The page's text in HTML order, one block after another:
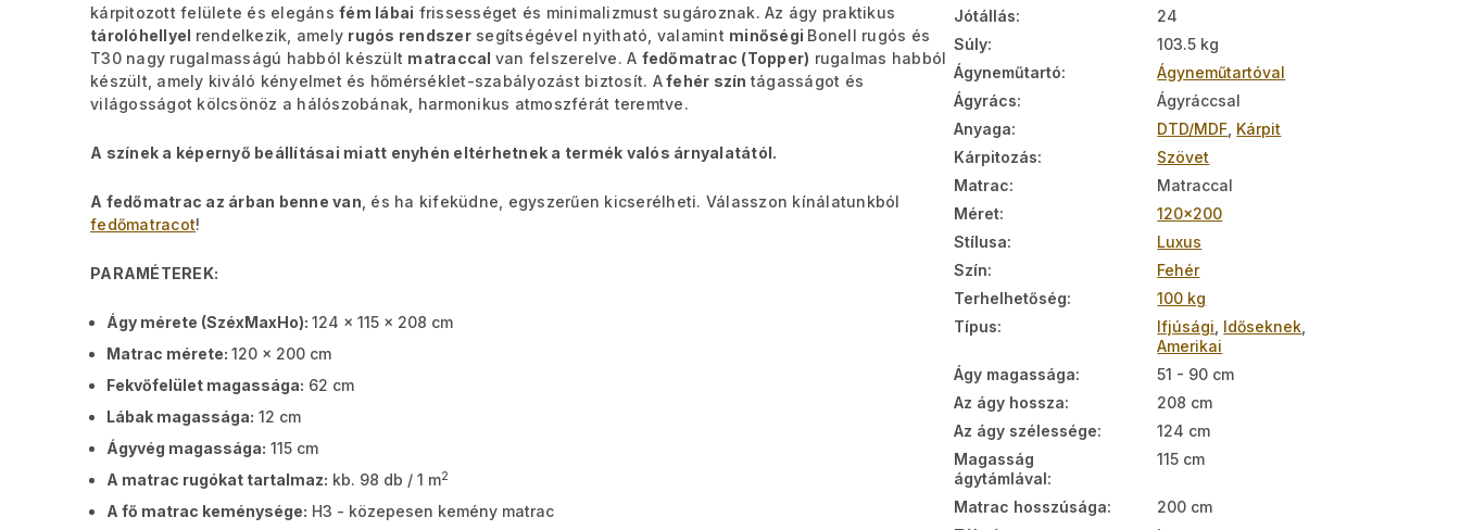
kárpitozott felülete és elegáns fém lábai frissességet és minimalizmust sugároznak. Az ágy praktikus
tárolóhellyel rendelkezik, amely rugós rendszersegítségével nyitható, valamint minőségi Bonell rugós és
T30 nagy rugalmasságú habból készült matraccal van felszerelve. A fedőmatrac (Topper) rugalmas habból
készült, amely kiváló kényelmet és hőmérséklet-szabályozást biztosít. Afehér szín tágasságot és
világosságot kölcsönöz a hálószobának, harmonikus atmoszférát teremtve.
A színek a képernyő beállításai miatt enyhén eltérhetnek a termék valós árnyalatától.
A fedőmatrac az árban benne van , és ha kifeküdne, egyszerűen kicserélheti. Válasszon kínálatunkból
fedőmatracot!
PARAMÉTEREK:
Ágy mérete (SzéxMaxHo): 124 x 115 x 208 cm
Matrac mérete: 120 x 200 cm
Fekvőfelület magassága: 62 cm
Lábak magassága: 12 cm
Ágyvég magassága: 115 cm
A matrac rugókat tartalmaz: kb. 98 db / 1 m2
A fő matrac keménysége: H3 - közepesen kemény matrac
Jótállás:
24
Súly:
103.5 kg
Ágyneműtartó:
Ágyneműtartóval
Ágyrács:
Ágyráccsal
Anyaga: DTD/MDF Kárpit
Kárpitozás:
Szövet
Matrac:
Matraccal
Méret:
120x200
Stílusa:
Luxus
Szín:
Fehér
Terhelhetőség:
100 kg
Típus: Ifjúsági Időseknek
Amerikai
Ágy magassága:
51 - 90 cm
Az ágy hossza:
208 cm
Az ágy szélessége:
124 cm
Magasság
ágytámlával:
115 cm
Matrac hosszúsága:
200 cm